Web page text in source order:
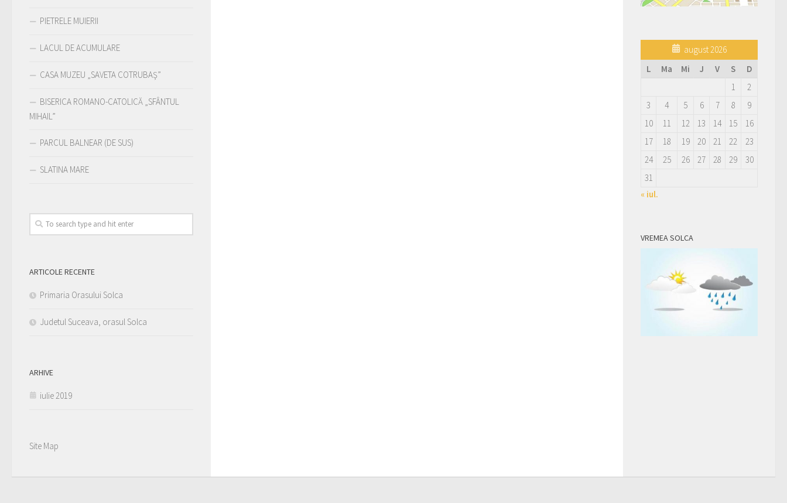
PIETRELE MUIERII
LACUL DE ACUMULARE
CASA MUZEU „SAVETA COTRUBAŞ”
BISERICA ROMANO-CATOLICĂ „SFÂNTUL
MIHAIL”
PARCUL BALNEAR (DE SUS)
SLATINA MARE
ARTICOLE RECENTE
Primaria Orasului Solca
Judetul Suceava, orasul Solca
ARHIVE
iulie 2019
Site Map
august 2026
L
Ma Mi J V S
D
1
2
3
4 5 6 7 8
9
10
11 12 13 14 15
16
17
18 19 20 21 22
23
24
25 26 27 28 29
30
31
« iul.
VREMEA SOLCA